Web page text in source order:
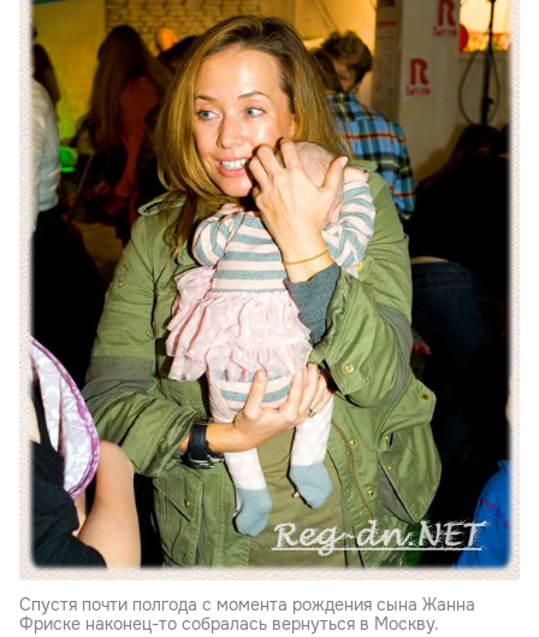
Спустя почти полгода с момента рождения сына Жанна
Фриске наконец-то собралась вернуться в Москву.